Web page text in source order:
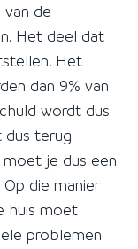
de
Het deel dat
Het
dan 9% van
wordt dus
terug
je dus een
die manier
huis moet
problemen